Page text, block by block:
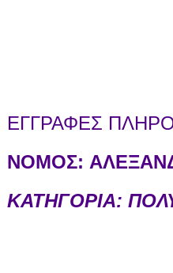
ΕΓΓΡΑΦΕΣ
ΝΟΜΟΣ:
ΚΑΤΗΓΟΡΙΑ: